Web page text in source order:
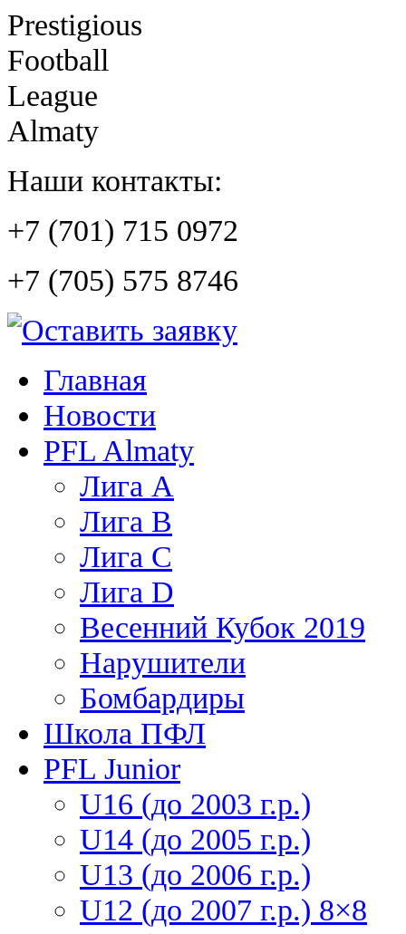
Prestigious
Football
League
Almaty
Наши контакты:
+7 (701) 715 0972
+7 (705) 575 8746
Главная
Новости
PFL Almaty
Лига A
Лига В
Лига С
Лига D
Весенний Кубок 2019
Нарушители
Бомбардиры
Школа ПФЛ
PFL Junior
U16 (до 2003 г.р.)
U14 (до 2005 г.р.)
U13 (до 2006 г.р.)
U12 (до 2007 г.р.) 8×8